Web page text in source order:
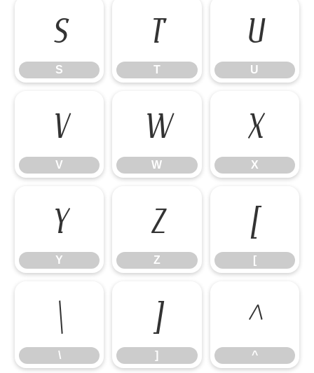
S
S
T
T
U
U
V
V
W
W
X
X
Y
Y
Z
Z
[
[
\
\
]
]
^
^